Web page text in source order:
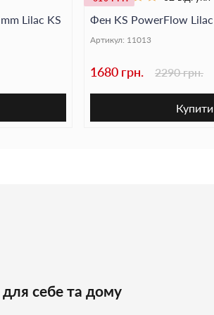
Lilac KS
Фен KS PowerFlow
Артикул: 11013
1680 грн. 2290 грн.
Купити
себе та дому